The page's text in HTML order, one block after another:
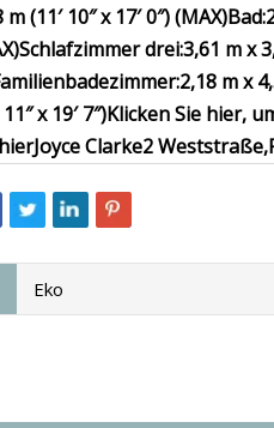
m (11′ 10″ x 17′ 0″) (MAX)Bad:
Schlafzimmer drei:3,61 m x
2,18 m x
x 19′ 7″)Klicken Sie hier,
Joyce Clarke2 Weststraße,
Eko